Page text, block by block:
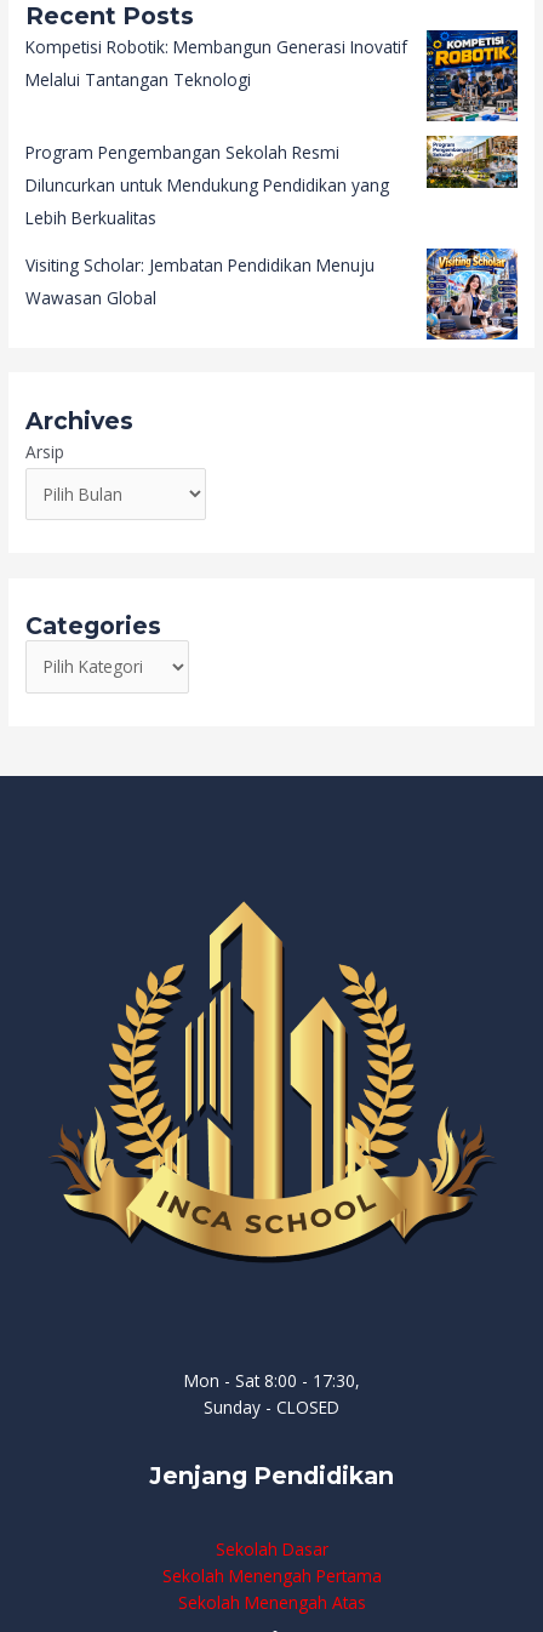
Recent Posts
Kompetisi Robotik: Membangun Generasi Inovatif
Melalui Tantangan Teknologi
Program Pengembangan Sekolah Resmi
Diluncurkan untuk Mendukung Pendidikan yang
Lebih Berkualitas
Visiting Scholar: Jembatan Pendidikan Menuju
Wawasan Global
Archives
Arsip
Categories
Mon - Sat 8:00 - 17:30,
Sunday - CLOSED
Jenjang Pendidikan
Sekolah Dasar
Sekolah Menengah Pertama
Sekolah Menengah Atas